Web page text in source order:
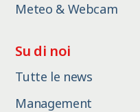
Meteo & Webcam
Su di noi
Tutte le news
Management